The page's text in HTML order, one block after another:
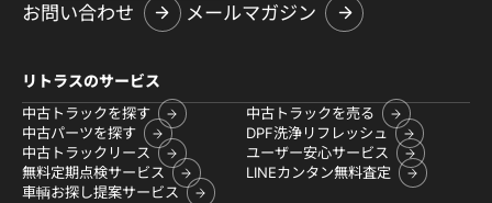
お問い合わせ
メールマガジン
リトラスのサービス
中古トラックを探す
中古トラックを売る
中古パーツを探す
DPF洗浄リフレッシュ
中古トラックリース
ユーザー安心サービス
無料定期点検サービス
LINEカンタン無料査定
車輌お探し提案サービス